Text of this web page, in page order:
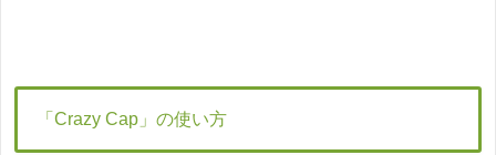
「Crazy Cap」の使い方